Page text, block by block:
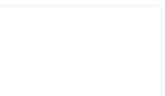
en tu plataforma.